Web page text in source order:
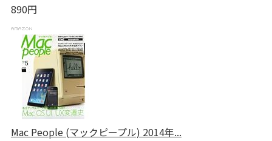
890円
Mac People (マックピープル) 2014年...